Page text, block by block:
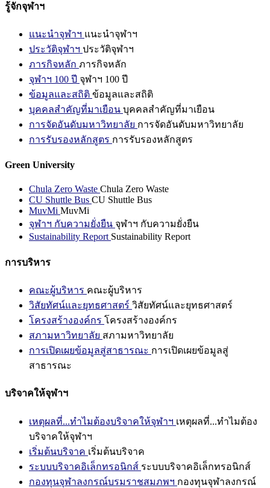
รู้จักจุฬาฯ
แนะนำจุฬาฯ แนะนำจุฬาฯ
ประวัติจุฬาฯ ประวัติจุฬาฯ
ภารกิจหลัก ภารกิจหลัก
จุฬาฯ 100 ปี จุฬาฯ 100 ปี
ข้อมูลและสถิติ ข้อมูลและสถิติ
บุคคลสำคัญที่มาเยือน บุคคลสำคัญที่มาเยือน
การจัดอันดับมหาวิทยาลัย การจัดอันดับมหาวิทยาลัย
การรับรองหลักสูตร การรับรองหลักสูตร
Green University
Chula Zero Waste Chula Zero Waste
CU Shuttle Bus CU Shuttle Bus
MuvMi MuvMi
จุฬาฯ กับความยั่งยืน จุฬาฯ กับความยั่งยืน
Sustainability Report Sustainability Report
การบริหาร
คณะผู้บริหาร คณะผู้บริหาร
วิสัยทัศน์และยุทธศาสตร์ วิสัยทัศน์และยุทธศาสตร์
โครงสร้างองค์กร โครงสร้างองค์กร
สภามหาวิทยาลัย สภามหาวิทยาลัย
การเปิดเผยข้อมูลสู่สาธารณะ การเปิดเผยข้อมูลสู่
สาธารณะ
บริจาคให้จุฬาฯ
เหตุผลที่...ทำไมต้องบริจาคให้จุฬาฯ เหตุผลที่...ทำไมต้อง
บริจาคให้จุฬาฯ
เริ่มต้นบริจาค เริ่มต้นบริจาค
ระบบบริจาคอิเล็กทรอนิกส์ ระบบบริจาคอิเล็กทรอนิกส์
กองทุนจุฬาลงกรณ์บรมราชสมภพฯ กองทุนจุฬาลงกรณ์